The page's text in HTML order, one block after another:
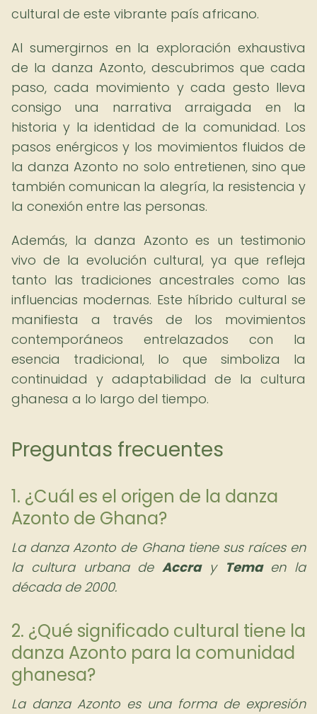
cultural de este vibrante país africano.
Al sumergirnos en la exploración exhaustiva
de la danza Azonto, descubrimos que cada
paso, cada movimiento y cada gesto lleva
consigo una narrativa arraigada en la
historia y la identidad de la comunidad. Los
pasos enérgicos y los movimientos fluidos de
la danza Azonto no solo entretienen, sino que
también comunican la alegría, la resistencia y
la conexión entre las personas.
Además, la danza Azonto es un testimonio
vivo de la evolución cultural, ya que refleja
tanto las tradiciones ancestrales como las
influencias modernas. Este híbrido cultural se
manifiesta a través de los movimientos
contemporáneos entrelazados con la
esencia tradicional, lo que simboliza la
continuidad y adaptabilidad de la cultura
ghanesa a lo largo del tiempo.
Preguntas frecuentes
1. ¿Cuál es el origen de la danza
Azonto de Ghana?
La danza Azonto de Ghana tiene sus raíces en
la cultura urbana de Accray Temaen la
década de 2000.
2. ¿Qué significado cultural tiene la
danza Azonto para la comunidad
ghanesa?
La danza Azonto es una forma de expresión